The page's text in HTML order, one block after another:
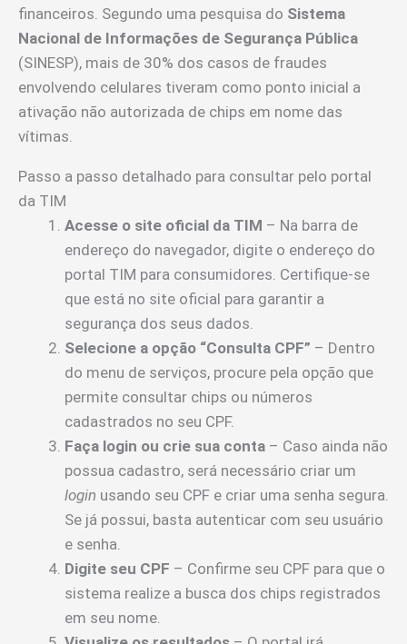
financeiros. Segundo uma pesquisa do Sistema
Nacional de Informações de Segurança Pública
(SINESP), mais de 30% dos casos de fraudes
envolvendo celulares tiveram como ponto inicial a
ativação não autorizada de chips em nome das
vítimas.
Passo a passo detalhado para consultar pelo portal
da TIM
Acesse o site oficial da TIM – Na barra de
endereço do navegador, digite o endereço do
portal TIM para consumidores. Certifique-se
que está no site oficial para garantir a
segurança dos seus dados.
Selecione a opção “Consulta CPF” – Dentro
do menu de serviços, procure pela opção que
permite consultar chips ou números
cadastrados no seu CPF.
Faça login ou crie sua conta – Caso ainda não
possua cadastro, será necessário criar um
login usando seu CPF e criar uma senha segura.
Se já possui, basta autenticar com seu usuário
e senha.
Digite seu CPF – Confirme seu CPF para que o
sistema realize a busca dos chips registrados
em seu nome.